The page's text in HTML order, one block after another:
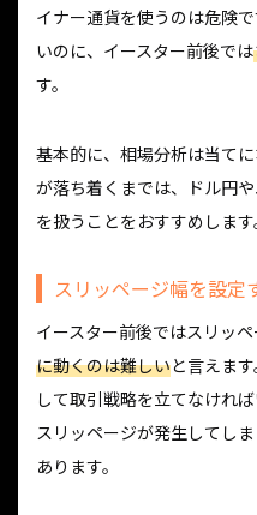
イナー通貨を使うのは危険
いのに、イースター前後では
す。
基本的に、相場分析は当て
が落ち着くまでは、ドル円
を扱うことをおすすめします
スリッページ幅を設定
イースター前後ではスリッペ
に動くのは難しいと言えま
して取引戦略を立てなけれ
スリッページが発生してし
あります。